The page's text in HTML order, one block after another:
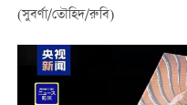
(সুবর্ণা/তৌহিদ/রুবি)